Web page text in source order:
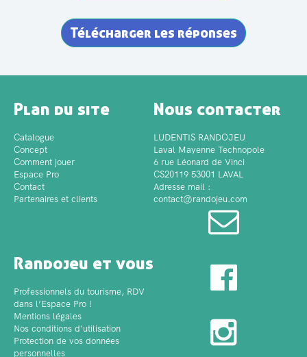
Télécharger les réponses
Plan du site
Catalogue
Concept
Comment jouer
Espace Pro
Contact
Partenaires et clients
Nous contacter
LUDENTIS RANDOJEU
Laval Mayenne Technopole
6 rue Léonard de Vinci
CS20119 53001 LAVAL
Adresse mail :
contact@randojeu.com
Randojeu et vous
Professionnels du tourisme, RDV
dans l’Espace Pro !
Mentions légales
Nos conditions d'utilisation
Protection de vos données
personnelles